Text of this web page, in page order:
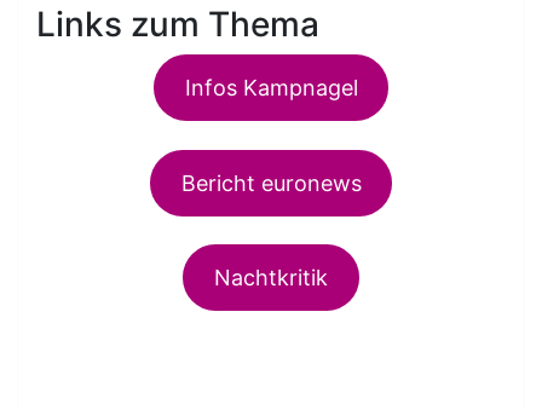
Links zum Thema
Infos Kampnagel
Bericht euronews
Nachtkritik